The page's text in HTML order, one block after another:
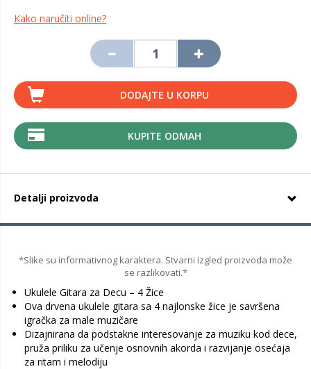
Kako naručiti online?
DODAJTE U KORPU
KUPITE ODMAH
Detalji proizvoda
*Slike su informativnog karaktera. Stvarni izgled proizvoda može
se razlikovati.*
Ukulele Gitara za Decu – 4 Žice
Ova drvena ukulele gitara sa 4 najlonske žice je savršena
igračka za male muzičare
Dizajnirana da podstakne interesovanje za muziku kod dece,
pruža priliku za učenje osnovnih akorda i razvijanje osećaja
za ritam i melodiju